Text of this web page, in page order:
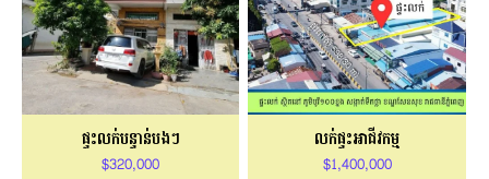
ផ្ទះលក់បន្ទាន់បងៗ
$320,000
លក់ផ្ទះអាជីវកម្ម
$1,400,000